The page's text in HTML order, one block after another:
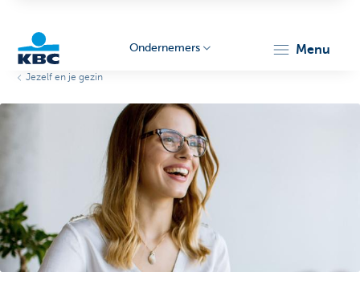
Ondernemers
Ondernemers menu
Jezelf en je gezin